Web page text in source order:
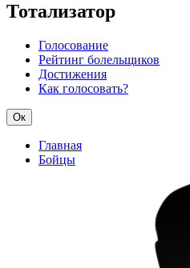
Тотализатор
Голосование
Рейтинг болельщиков
Достижения
Как голосовать?
Ок
Главная
Бойцы